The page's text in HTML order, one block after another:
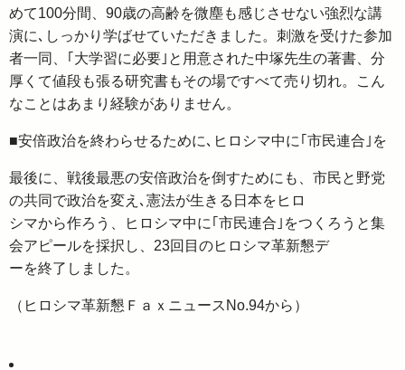
めて100分間、90歳の高齢を微塵も感じさせない強烈な講
演に､しっかり学ばせていただきました。刺激を受けた参加
者一同、｢大学習に必要｣と用意された中塚先生の著書、分
厚くて値段も張る研究書もその場ですべて売り切れ。こん
なことはあまり経験がありません。
■安倍政治を終わらせるために､ヒロシマ中に｢市民連合｣を
最後に、戦後最悪の安倍政治を倒すためにも、市民と野党
の共同で政治を変え､憲法が生きる日本をヒロ
シマから作ろう、ヒロシマ中に｢市民連合｣をつくろうと集
会アピールを採択し、23回目のヒロシマ革新懇デ
ーを終了しました。
（ヒロシマ革新懇ＦａｘニュースNo.94から）